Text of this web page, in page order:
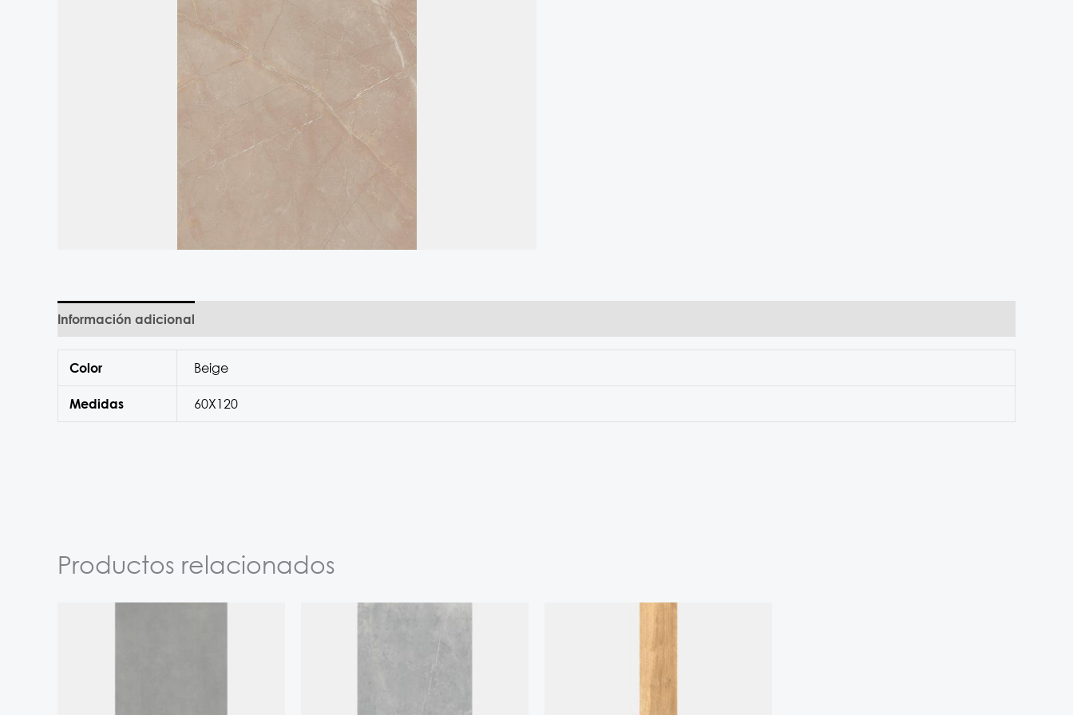
Información adicional
Color Beige
Medidas 60X120
Productos relacionados